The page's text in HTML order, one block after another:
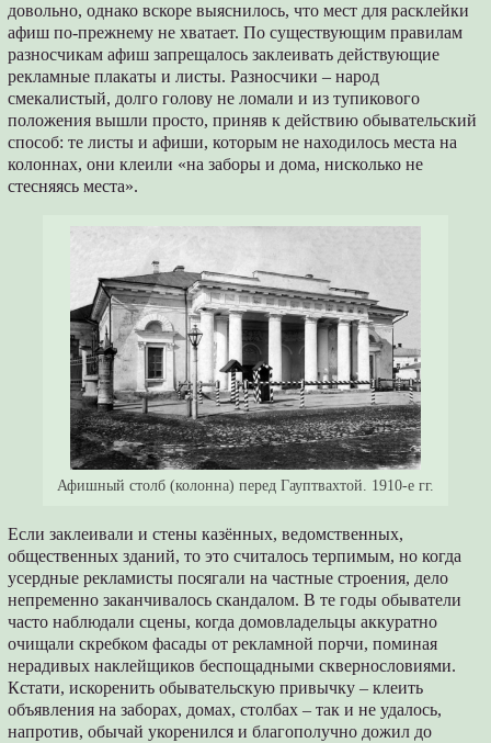
довольно, однако вскоре выяснилось, что мест для расклейки
афиш по-прежнему не хватает. По существующим правилам
разносчикам афиш запрещалось заклеивать действующие
рекламные плакаты и листы. Разносчики – народ
смекалистый, долго голову не ломали и из тупикового
положения вышли просто, приняв к действию обывательский
способ: те листы и афиши, которым не находилось места на
колоннах, они клеили «на заборы и дома, нисколько не
стесняясь места».
Афишный столб (колонна) перед Гауптвахтой. 1910-е гг.
Если заклеивали и стены казённых, ведомственных,
общественных зданий, то это считалось терпимым, но когда
усердные рекламисты посягали на частные строения, дело
непременно заканчивалось скандалом. В те годы обыватели
часто наблюдали сцены, когда домовладельцы аккуратно
очищали скребком фасады от рекламной порчи, поминая
нерадивых наклейщиков беспощадными сквернословиями.
Кстати, искоренить обывательскую привычку – клеить
объявления на заборах, домах, столбах – так и не удалось,
напротив, обычай укоренился и благополучно дожил до